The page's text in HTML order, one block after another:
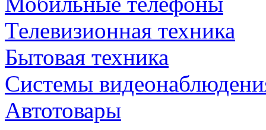
Телевизионная техника
Бытовая техника
Cистемы
Автотовары